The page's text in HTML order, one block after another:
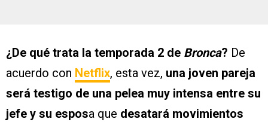
¿De qué trata la temporada 2 de Bronca? De
acuerdo con Netflix, esta vez, una joven pareja
será testigo de una pelea muy intensa entre su
jefe y su esposa que desatará movimientos